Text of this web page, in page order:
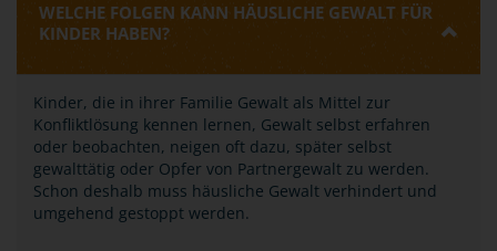
WELCHE FOLGEN KANN HÄUSLICHE GEWALT FÜR
KINDER HABEN?
Kinder, die in ihrer Familie Gewalt als Mittel zur
Konfliktlösung kennen lernen, Gewalt selbst erfahren
oder beobachten, neigen oft dazu, später selbst
gewalttätig oder Opfer von Partnergewalt zu werden.
Schon deshalb muss häusliche Gewalt verhindert und
umgehend gestoppt werden.